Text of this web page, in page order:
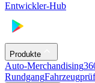
Entwickler-Hub
Produkte
Auto-Merchandising
Rundgang